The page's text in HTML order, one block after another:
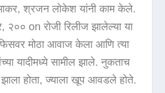
श्रजन लोकेश यांनी काम केले.
२०० on रोजी रिलीज झालेल्या या
मोठा आवाज केला आणि त्या
यादीमध्ये सामील झाले. नुकताच
झाला होता, ज्याला खूप आवडले होते.